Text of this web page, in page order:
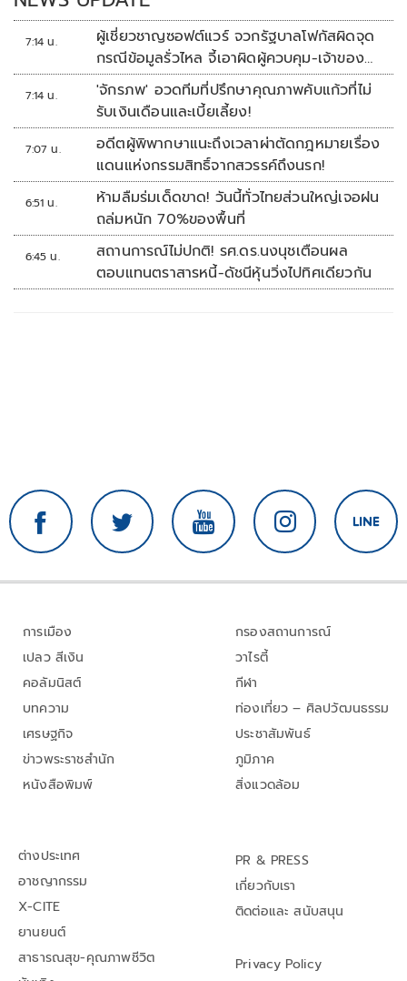
7:14 น.
ผู้เชี่ยวชาญซอฟต์แวร์ จวกรัฐบาลโฟกัสผิดจุด
กรณีข้อมูลรั่วไหล จี้เอาผิดผู้ควบคุม-เจ้าของ
ระบบตามกฎหมาย PDPA
7:14 น.
'จักรภพ' อวดทีมที่ปรึกษาคุณภาพคับแก้วที่ไม่
รับเงินเดือนและเบี้ยเลี้ยง!
7:07 น.
อดีตผู้พิพากษาแนะถึงเวลาผ่าตัดกฎหมายเรื่อง
แดนแห่งกรรมสิทธิ์จากสวรรค์ถึงนรก!
6:51 น.
ห้ามลืมร่มเด็ดขาด! วันนี้ทั่วไทยส่วนใหญ่เจอฝน
ถล่มหนัก 70%ของพื้นที่
6:45 น.
สถานการณ์ไม่ปกติ! รศ.ดร.นงนุชเตือนผล
ตอบแทนตราสารหนี้-ดัชนีหุ้นวิ่งไปทิศเดียวกัน
การเมือง
เปลว สีเงิน
คอลัมนิสต์
บทความ
เศรษฐกิจ
ข่าวพระราชสำนัก
หนังสือพิมพ์
กรองสถานการณ์
วาไรตี้
กีฬา
ท่องเที่ยว – ศิลปวัฒนธรรม
ประชาสัมพันธ์
ภูมิภาค
สิ่งแวดล้อม
ต่างประเทศ
อาชญากรรม
X-CITE
ยานยนต์
สาธารณสุข-คุณภาพชีวิต
PR & PRESS
เกี่ยวกับเรา
ติดต่อและ สนับสนุน
Privacy Policy